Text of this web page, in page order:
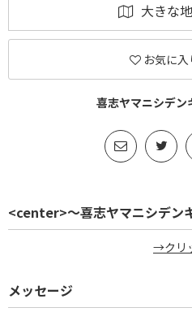
大きな
お気に
喜志ヤマニシデン
<center>～喜志ヤマニシデン
→クリ
メッセージ